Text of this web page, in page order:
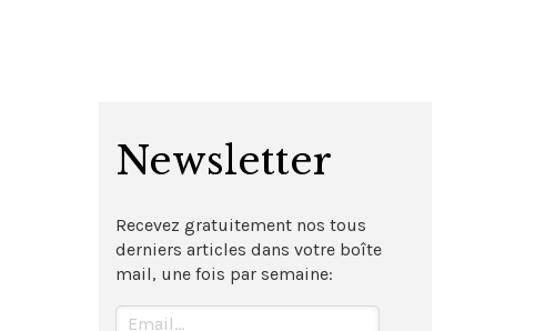
Newsletter
Recevez gratuitement nos tous
derniers articles dans votre boîte
mail, une fois par semaine: